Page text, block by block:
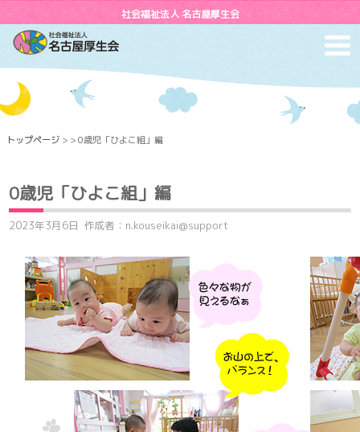
社会福祉法人 名古屋厚生会
トップページ > > 0歳児「ひよこ組」編
0歳児「ひよこ組」編
2023年3月6日 作成者：n.kouseikai@support